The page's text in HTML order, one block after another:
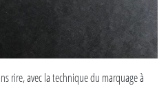
rire, avec la technique du marquage à